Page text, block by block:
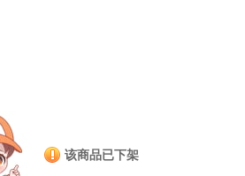
该商品已下架